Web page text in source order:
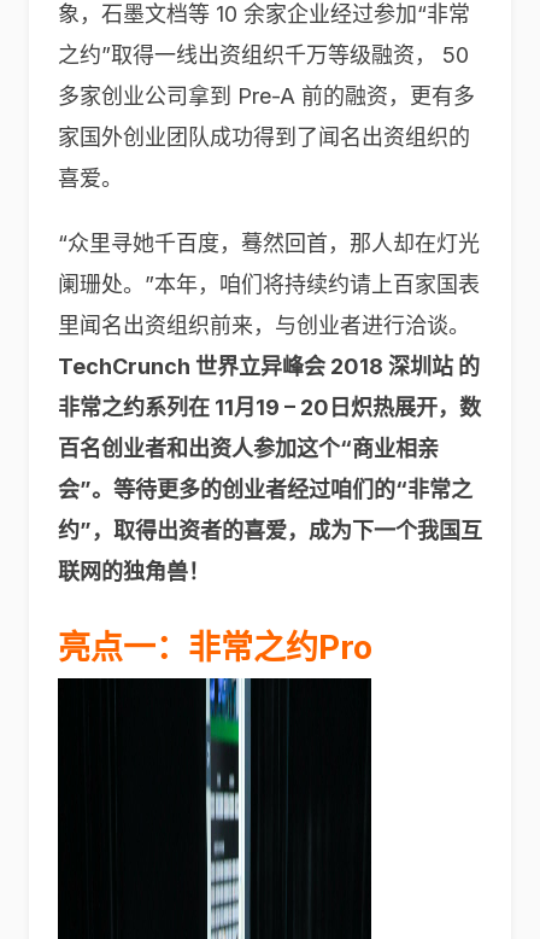
象，石墨文档等 10 余家企业经过参加“非常
之约”取得一线出资组织千万等级融资， 50
多家创业公司拿到 Pre-A 前的融资，更有多
家国外创业团队成功得到了闻名出资组织的
喜爱。
“众里寻她千百度，蓦然回首，那人却在灯光
阑珊处。”本年，咱们将持续约请上百家国表
里闻名出资组织前来，与创业者进行洽谈。
TechCrunch 世界立异峰会 2018 深圳站 的
非常之约系列在 11月19 – 20日炽热展开，数
百名创业者和出资人参加这个“商业相亲
会”。等待更多的创业者经过咱们的“非常之
约”，取得出资者的喜爱，成为下一个我国互
联网的独角兽！
亮点一：非常之约Pro